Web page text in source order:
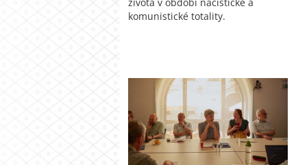
života v období nacistické a
komunistické totality.